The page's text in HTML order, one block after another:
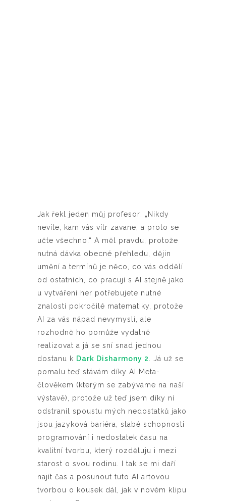
Jak řekl jeden můj profesor: „Nikdy
nevíte, kam vás vítr zavane, a proto se
učte všechno.“ A měl pravdu, protože
nutná dávka obecné přehledu, dějin
umění a termínů je něco, co vás oddělí
od ostatních, co pracují s AI stejně jako
u vytváření her potřebujete nutné
znalosti pokročilé matematiky, protože
AI za vás nápad nevymyslí, ale
rozhodně ho pomůže vydatně
realizovat a já se sní snad jednou
dostanu k Dark Disharmony 2
. Já už se
pomalu teď stávám díky AI Meta-
člověkem (kterým se zabýváme na naší
výstavě), protože už teď jsem díky ní
odstranil spoustu mých nedostatků jako
jsou jazyková bariéra, slabé schopnosti
programování i nedostatek času na
kvalitní tvorbu, který rozděluju i mezi
starost o svou rodinu. I tak se mi daří
najít čas a posunout tuto AI artovou
tvorbou o kousek dál, jak v novém klipu